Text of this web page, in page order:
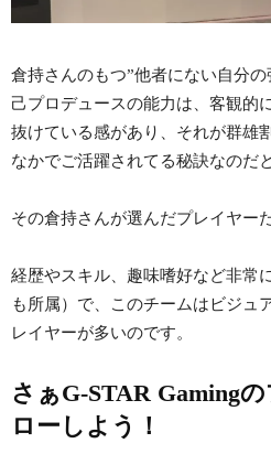
倉持さんのもつ”他者にない自分
己プロデュースの能力は、客観的
抜けている感があり、それが群雄
なかでご活躍されてる秘訣なのだ
その倉持さんが選んだプレイヤー
経歴やスキル、趣味嗜好など非常
も所属）で、このチームはビジュ
レイヤーが多いのです。
さぁG-STAR Gaming
ローしよう！